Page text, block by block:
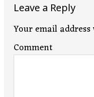
Leave a Reply
Your email
Comment